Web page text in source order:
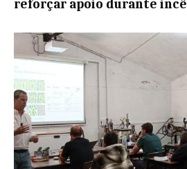
reforçar apoio durante